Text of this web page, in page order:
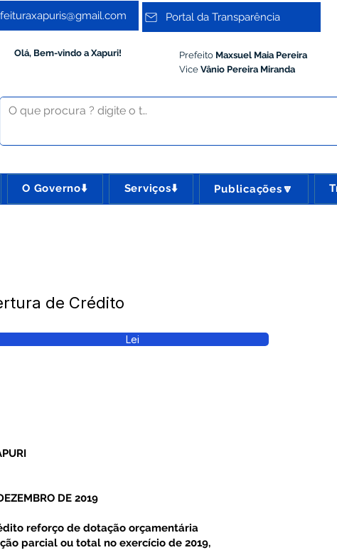
Portal da Transparência
Olá, Bem-vindo a Xapuri! Prefeito Maxsuel Maia Pereira
Vice Vânio Pereira Miranda
O Governo⬇️ Serviços⬇️ Publicações🔽
de Crédito
Lei
DE 2019
reforço de dotação orçamentária
parcial ou total no exercício de 2019,